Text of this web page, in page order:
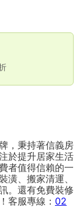
，秉持著信義房
於提升居家生活
者值得信賴的一
潢、搬家清運、
。還有免費裝修
客服專線： 02